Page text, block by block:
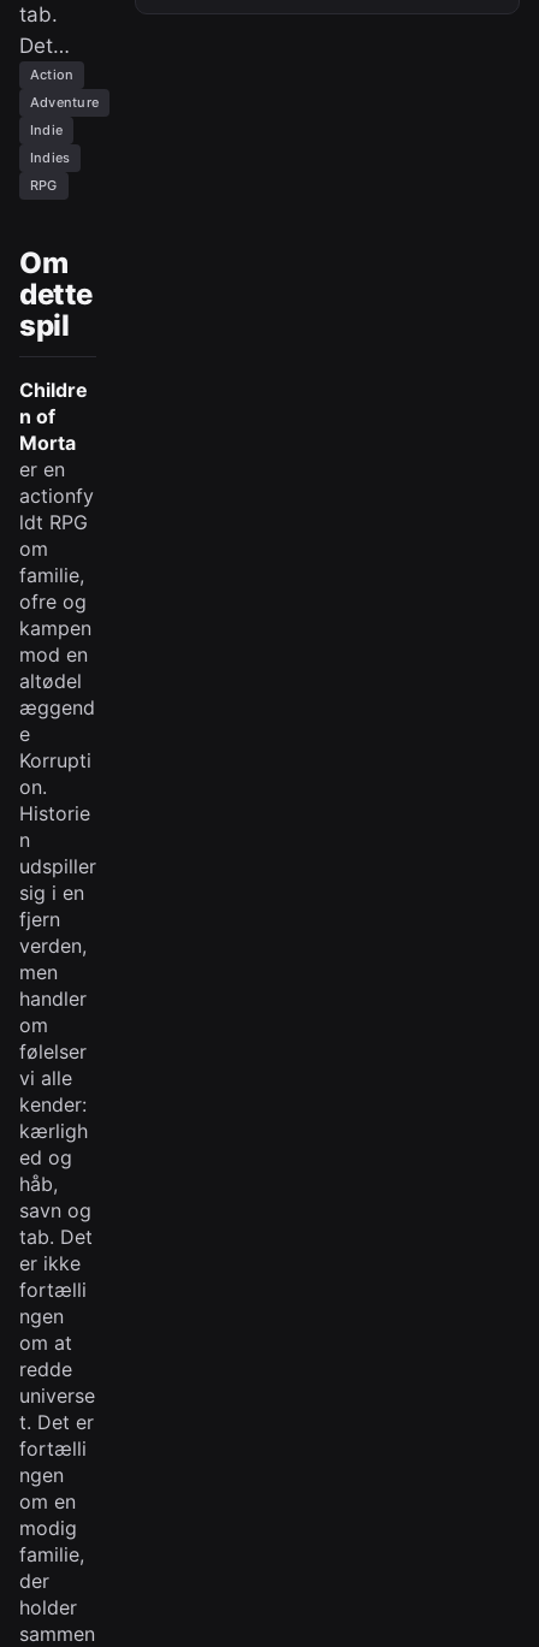
tab.
Det…
Action
Adventure
Indie
Indies
RPG
Om
dette
spil
Childre
n of
Morta
er en
actionfy
ldt RPG
om
familie,
ofre og
kampen
mod en
altødel
æggend
e
Korrupti
on.
Historie
n
udspiller
sig i en
fjern
verden,
men
handler
om
følelser
vi alle
kender:
kærligh
ed og
håb,
savn og
tab. Det
er ikke
fortælli
ngen
om at
redde
universe
t. Det er
fortælli
ngen
om en
modig
familie,
der
holder
sammen